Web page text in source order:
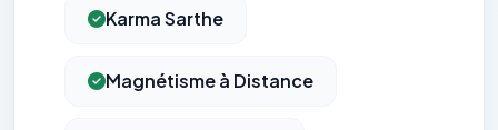
Karma Sarthe
Magnétisme à Distance